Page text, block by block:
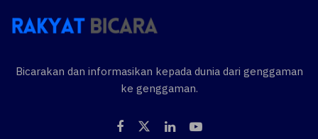
Bicarakan dan informasikan kepada dunia dari genggaman
ke genggaman.